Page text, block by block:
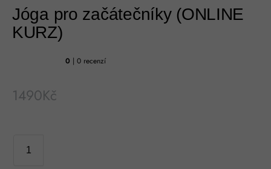
Jóga pro začátečníky (ONLINE
KURZ)
0 | 0 recenzí
1490Kč